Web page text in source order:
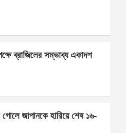
ব্রাজিলের সম্ভাব্য একাদশ
গোলে জাপানকে হারিয়ে শেষ ১৬-